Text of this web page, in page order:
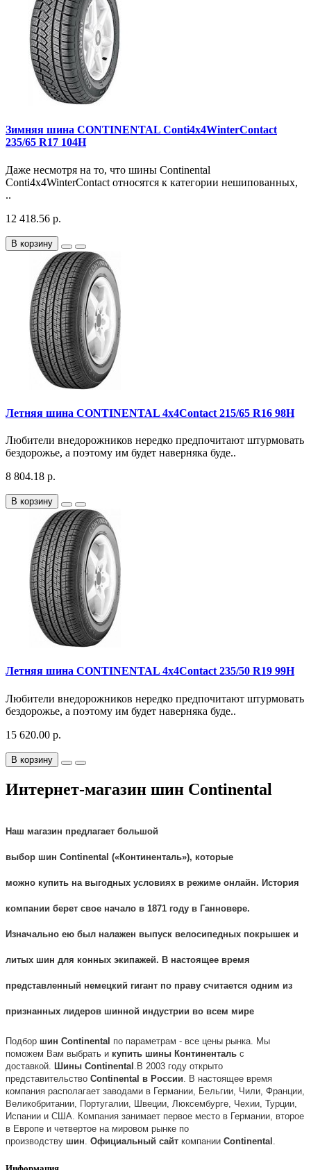
Зимняя шина CONTINENTAL Conti4x4WinterContact
235/65 R17 104H
Даже несмотря на то, что шины Continental
Conti4x4WinterContact относятся к категории нешипованных,
..
12 418.56 р.
В корзину
Летняя шина CONTINENTAL 4x4Contact 215/65 R16 98H
Любители внедорожников нередко предпочитают штурмовать
бездорожье, а поэтому им будет наверняка буде..
8 804.18 р.
В корзину
Летняя шина CONTINENTAL 4x4Contact 235/50 R19 99H
Любители внедорожников нередко предпочитают штурмовать
бездорожье, а поэтому им будет наверняка буде..
15 620.00 р.
В корзину
Интернет-магазин шин Continental
Наш магазин предлагает большой
выбор шин Continental («Континенталь»), которые
можно купить на выгодных условиях в режиме онлайн. История
компании берет свое начало в 1871 году в Ганновере.
Изначально ею был налажен выпуск велосипедных покрышек и
литых шин для конных экипажей. В настоящее время
представленный немецкий гигант по праву считается одним из
признанных лидеров шинной индустрии во всем мире
Подбор шин Continental по параметрам - все цены рынка. Мы
поможем Вам выбрать и купить шины Континенталь с
доставкой. Шины Continental . В 2003 году открыто
представительство Continental в России. В настоящее время
компания располагает заводами в Германии, Бельгии, Чили, Франции,
Великобритании, Португалии, Швеции, Люксембурге, Чехии, Турции,
Испании и США. Компания занимает первое место в Германии, второе
в Европе и четвертое на мировом рынке по
производству шин. Официальный сайт компании Continental .